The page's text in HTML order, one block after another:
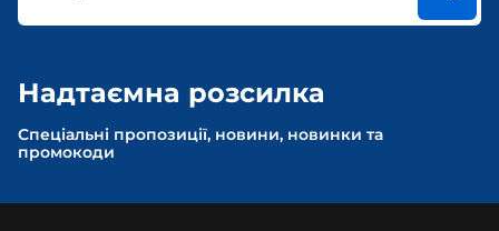
Надтаємна розсилка
Спеціальні пропозиції, новини, новинки та
промокоди